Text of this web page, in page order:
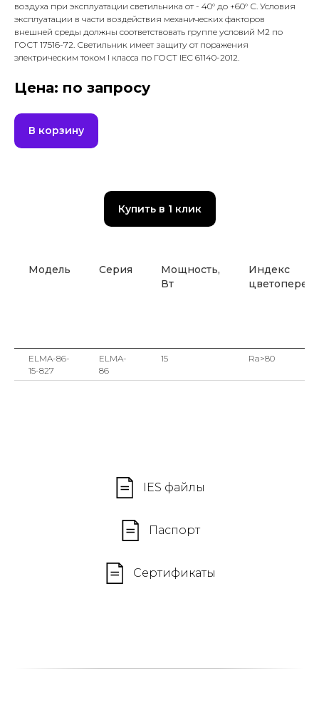
воздуха при эксплуатации светильника от - 40° до +60° С. Условия
эксплуатации в части воздействия механических факторов
внешней среды должны соответствовать группе условий М2 по
ГОСТ 17516-72. Светильник имеет защиту от поражения
электрическим током I класса по ГОСТ IEC 61140-2012.
Цена: по запросу
В корзину
Купить в 1 клик
Модель Серия
Мощность,
Вт
Индекс
ELMA-86-
15-827
ELMA-
86
15 Ra>80
IES файлы
Паспорт
Сертификаты